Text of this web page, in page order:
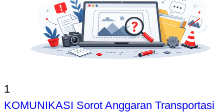
1
KOMUNIKASI Sorot Anggaran Transportasi